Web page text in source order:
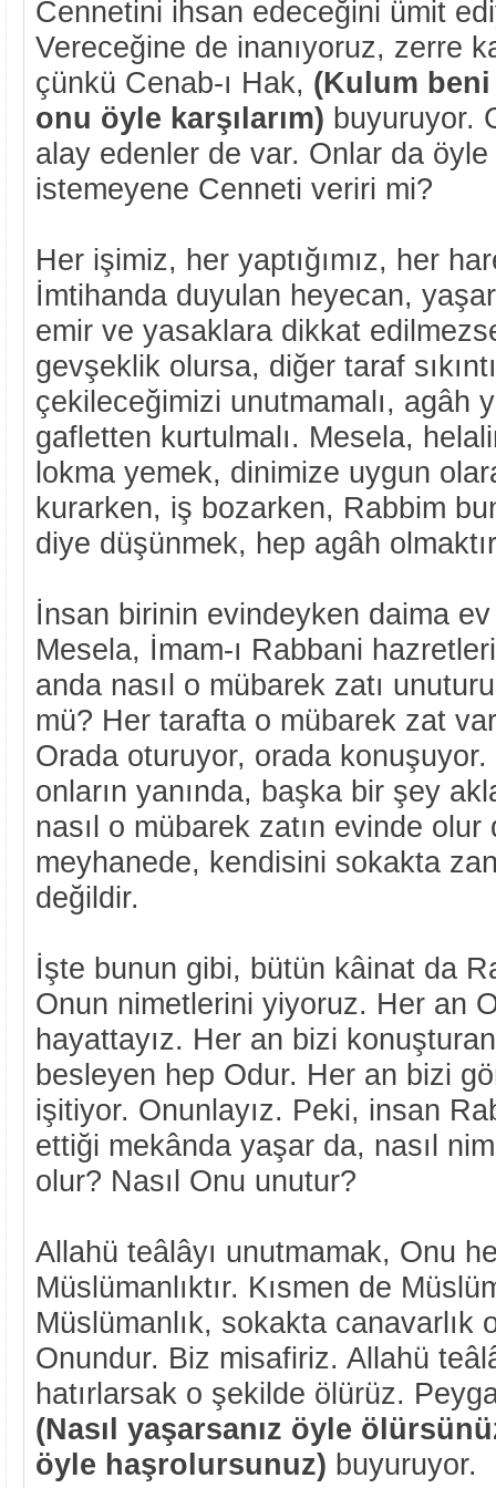
Cennetini ihsan edeceğini ümit
Vereceğine de inanıyoruz, zerre
çünkü Cenab-ı Hak, (Kulum beni
onu öyle karşılarım) buyuruyor.
alay edenler de var. Onlar da
istemeyene Cenneti veriri mi?
Her işimiz, her yaptığımız, her
İmtihanda duyulan heyecan,
emir ve yasaklara dikkat
gevşeklik olursa, diğer taraf
çekileceğimizi unutmamalı, agâh
gafletten kurtulmalı. Mesela,
lokma yemek, dinimize uygun
kurarken, iş bozarken, Rabbim
diye düşünmek, hep agâh
İnsan birinin evindeyken daima
Mesela, İmam-ı Rabbani
anda nasıl o mübarek zatı
mü? Her tarafta o mübarek zat
Orada oturuyor, orada konuşuyor.
onların yanında, başka bir şey
nasıl o mübarek zatın evinde
meyhanede, kendisini sokakta
değildir.
İşte bunun gibi, bütün kâinat da
Onun nimetlerini yiyoruz. Her an
hayattayız. Her an bizi
besleyen hep Odur. Her an bizi
işitiyor. Onunlayız. Peki, insan
ettiği mekânda yaşar da, nasıl
olur? Nasıl Onu unutur?
Allahü teâlâyı unutmamak, Onu
Müslümanlıktır. Kısmen de
Müslümanlık, sokakta canavarlık
Onundur. Biz misafiriz. Allahü
hatırlarsak o şekilde ölürüz.
(Nasıl yaşarsanız öyle
öyle haşrolursunuz) buyuruyor.